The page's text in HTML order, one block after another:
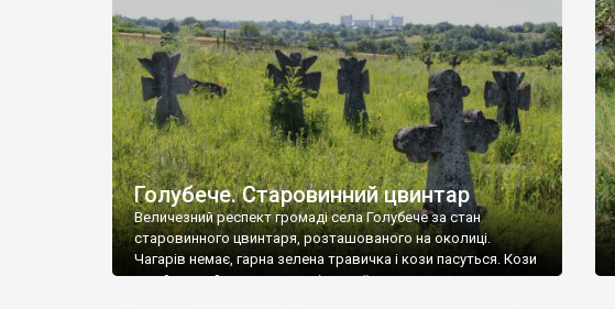
Голубече. Старовинний цвинтар
Величезний респект громаді села Голубече за стан
старовинного цвинтаря, розташованого на околиці.
Чагарів немає, гарна зелена травичка і кози пасуться. Кози
– найкращий регулятор шкідливої, для старих кладовищ,